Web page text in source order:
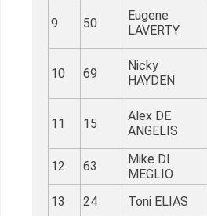
9 50
Eugene
LAVERTY
10 69
Nicky
HAYDEN
11 15
Alex DE
ANGELIS
12 63
Mike DI
MEGLIO
13 24 Toni ELIAS